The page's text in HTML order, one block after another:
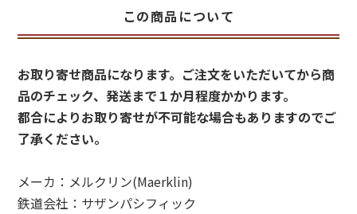
この商品について
お取り寄せ商品になります。ご注文をいただいてから商
品のチェック、発送まで１か月程度かかります。
都合によりお取り寄せが不可能な場合もありますのでご
了承ください。
メーカ：メルクリン(Maerklin)
鉄道会社：サザンパシフィック